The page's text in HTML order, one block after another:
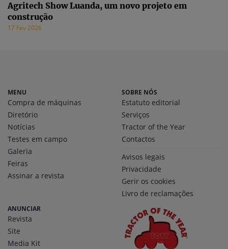
Agritech Show Luanda, um novo projeto em
construção
17 Fev 2026
MENU
Compra de máquinas
Diretório
Notícias
Testes em campo
Galeria
Feiras
Assinar a revista
SOBRE NÓS
Estatuto editorial
Serviços
Tractor of the Year
Contactos
Avisos legais
Privacidade
Gerir os cookies
Livro de reclamações
ANUNCIAR
Revista
Site
Media Kit